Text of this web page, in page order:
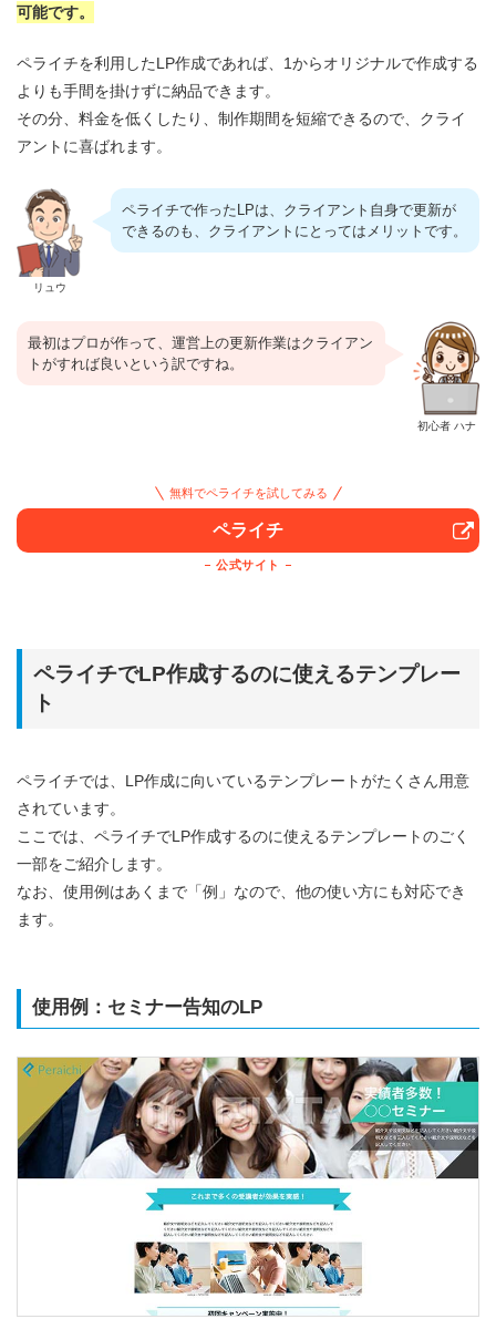
可能です。
ペライチを利用したLP作成であれば、1からオリジナルで作成する
よりも手間を掛けずに納品できます。
その分、料金を低くしたり、制作期間を短縮できるので、クライ
アントに喜ばれます。
リュウ
ペライチで作ったLPは、クライアント自身で更新が
できるのも、クライアントにとってはメリットです。
初心者 ハナ
最初はプロが作って、運営上の更新作業はクライアン
トがすれば良いという訳ですね。
無料でペライチを試してみる
ペライチ
公式サイト
ペライチでLP作成するのに使えるテンプレー
ト
ペライチでは、LP作成に向いているテンプレートがたくさん用意
されています。
ここでは、ペライチでLP作成するのに使えるテンプレートのごく
一部をご紹介します。
なお、使用例はあくまで「例」なので、他の使い方にも対応でき
ます。
使用例：セミナー告知のLP